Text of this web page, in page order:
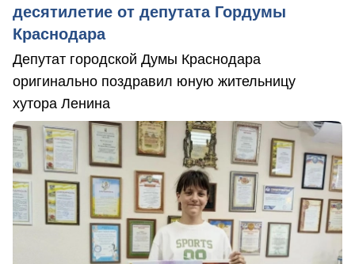
десятилетие от депутата Гордумы
Краснодара
Депутат городской Думы Краснодара
оригинально поздравил юную жительницу
хутора Ленина